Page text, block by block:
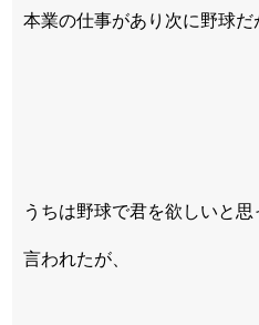
本業の仕事があり次に野球だ
うちは野球で君を欲しいと思
言われたが、